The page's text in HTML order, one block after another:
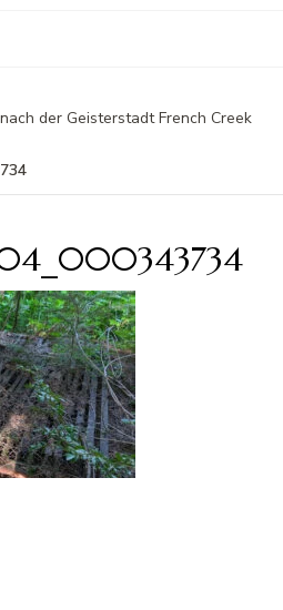
der Geisterstadt French Creek